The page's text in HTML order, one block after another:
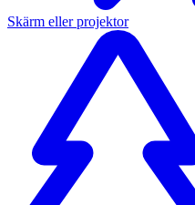
Skärm eller projektor